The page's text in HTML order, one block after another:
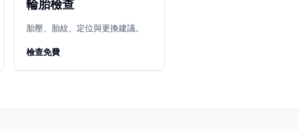
輪胎檢查
胎壓、胎紋、定位與更換建議。
檢查免費